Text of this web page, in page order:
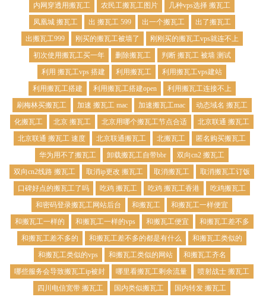
内网穿透用搬瓦工
农民工搬瓦工图片
几种vps选择 搬瓦工
凤凰城 搬瓦工
出 搬瓦工 599 出一个搬瓦工
出了搬瓦工
出搬瓦工999
刚买的搬瓦工被墙了
刚刚买的搬瓦工vps就连不上
初次使用搬瓦工买一年
删除搬瓦工
判断 搬瓦工 被墙 测试
利用 搬瓦工vps 搭建
利用搬瓦工
利用搬瓦工vps建站
利用搬瓦工搭建
利用搬瓦工搭建open
利用搬瓦工连接不上
刷梅林买搬瓦工
加速 搬瓦工 mac 加速搬瓦工mac
动态域名 搬瓦工
化搬瓦工
北京 搬瓦工 北京用哪个搬瓦工节点合适
北京联通 搬瓦工
北京联通 搬瓦工 速度
北京联通搬瓦工 北搬瓦工
匿名购买搬瓦工
华为用不了搬瓦工
卸载搬瓦工自带bbr
双向cn2 搬瓦工
双向cn2线路 搬瓦工
取消ip更改 搬瓦工 取消搬瓦工
取消搬瓦工订饭
口碑好点的搬瓦工了吗
吃鸡 搬瓦工 吃鸡 搬瓦工香港
吃鸡搬瓦工
和密码登录搬瓦工网站后台
和搬瓦工
和搬瓦工一样便宜
和搬瓦工一样的
和搬瓦工一样的vps 和搬瓦工便宜
和搬瓦工差不多
和搬瓦工差不多的
和搬瓦工差不多的都是有什么
和搬瓦工类似的
和搬瓦工类似的vps
和搬瓦工类似的网站
和搬瓦工齐名
哪些服务会导致搬瓦工ip被封
哪里看搬瓦工剩余流量
喷射战士 搬瓦工
四川电信宽带 搬瓦工
国内类似搬瓦工 国内转发 搬瓦工